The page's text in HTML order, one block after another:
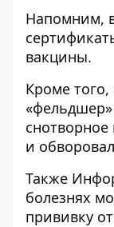
Напомним, в
вакцины.
Кроме того,
«фельдшер»
снотворное
и
Также
болезнях
прививку